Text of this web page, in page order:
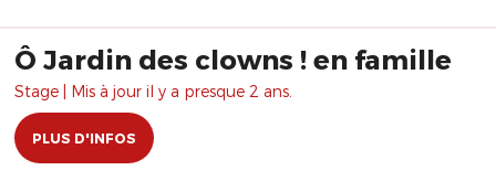
Ô Jardin des clowns ! en famille
Stage | Mis à jour il y a presque 2 ans.
PLUS D'INFOS